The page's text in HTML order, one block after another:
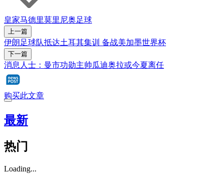
皇家马德里莫里尼奥足球
上一篇
伊朗足球队抵达土耳其集训 备战美加墨世界杯
下一篇
消息人士：曼市功勋主帅瓜迪奥拉或今夏离任
购买此文章
最新
热门
Loading...